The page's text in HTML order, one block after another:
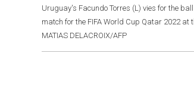
Uruguay's Facundo Torres (L) vies for the
match for the FIFA World Cup Qatar 2022 at
MATIAS DELACROIX/AFP